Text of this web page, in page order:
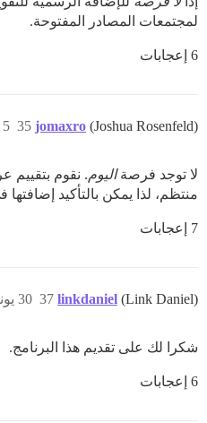
لمجتمعات المصادر المفتوحة.
6 إعجابات
jomaxro (Joshua Rosenfeld) 5 ديسمبر 2021، 4:27م 35
لا توجد فرصةاليوم. نقوم
منتظم، لذا يمكن بالتأكيد
7 إعجابات
linkdaniel (Link Daniel) 30 يونيو 2022، 4:12م 37
شكرا لك على تقديم هذا البرنامج.
6 إعجابات